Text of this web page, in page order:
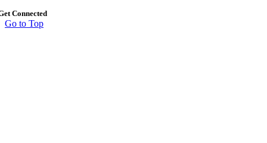
Connected
Go to Top